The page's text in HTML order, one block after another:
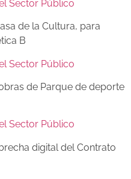
Sector Público
de la Cultura, para
B
Sector Público
de Parque de deporte
Sector Público
digital del Contrato